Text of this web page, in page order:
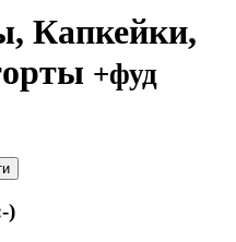
Капкейки,
+фуд
)